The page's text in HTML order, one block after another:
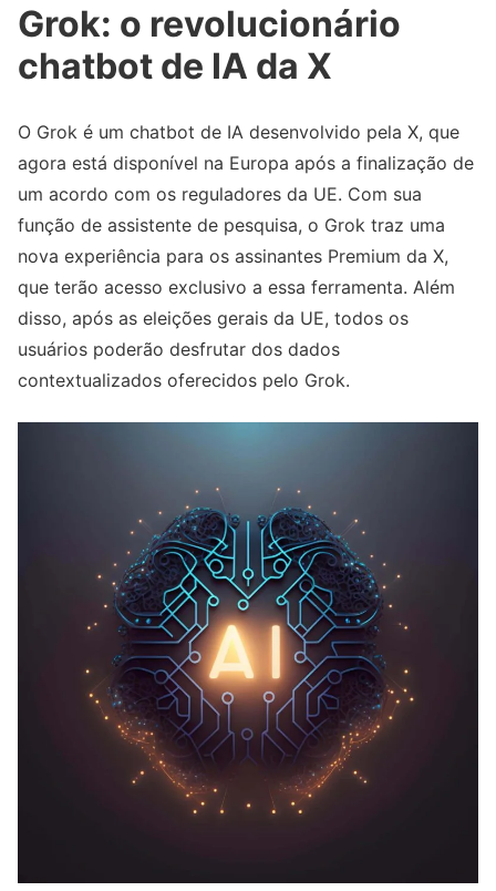
Grok: o revolucionário
chatbot de IA da X
O Grok é um chatbot de IA desenvolvido pela X, que
agora está disponível na Europa após a finalização de
um acordo com os reguladores da UE. Com sua
função de assistente de pesquisa, o Grok traz uma
nova experiência para os assinantes Premium da X,
que terão acesso exclusivo a essa ferramenta. Além
disso, após as eleições gerais da UE, todos os
usuários poderão desfrutar dos dados
contextualizados oferecidos pelo Grok.